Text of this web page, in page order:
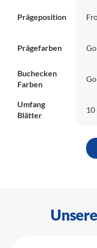
Prägeposition
Prägefarben
Buchecken
Farben
Umfang
Blätter
10